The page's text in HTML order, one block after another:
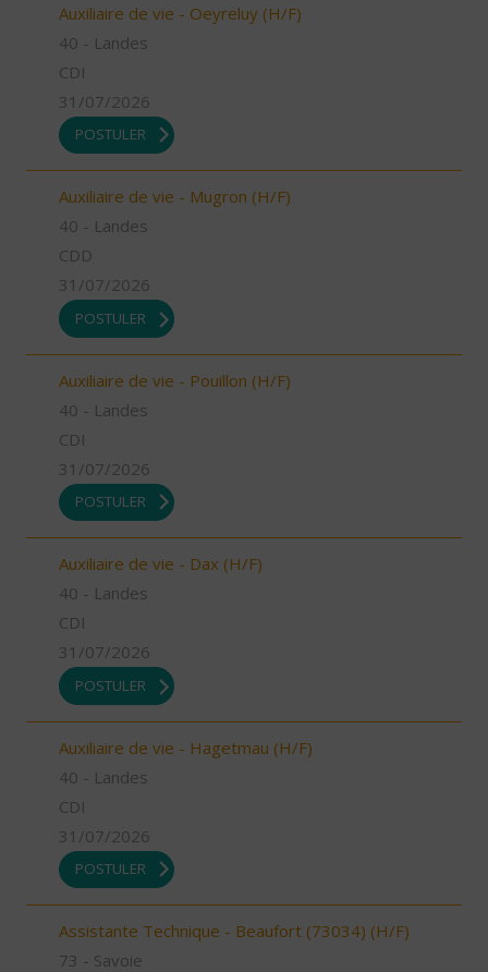
Auxiliaire de vie - Oeyreluy (H/F)
40 - Landes
CDI
31/07/2026
POSTULER
Auxiliaire de vie - Mugron (H/F)
40 - Landes
CDD
31/07/2026
POSTULER
Auxiliaire de vie - Pouillon (H/F)
40 - Landes
CDI
31/07/2026
POSTULER
Auxiliaire de vie - Dax (H/F)
40 - Landes
CDI
31/07/2026
POSTULER
Auxiliaire de vie - Hagetmau (H/F)
40 - Landes
CDI
31/07/2026
POSTULER
Assistante Technique - Beaufort (73034) (H/F)
73 - Savoie